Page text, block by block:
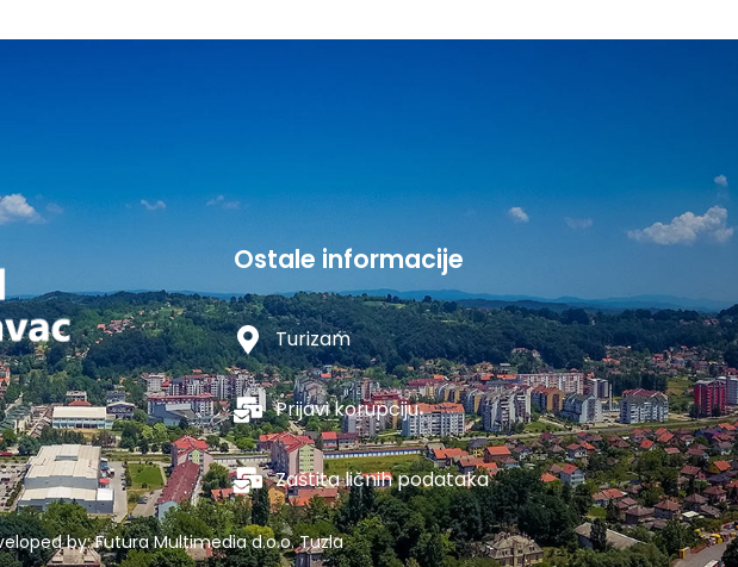
Ostale informacije
Turizam
Prijavi korupciju
Zaštita ličnih podataka
by:Futura Multimedia d.o.o. Tuzla